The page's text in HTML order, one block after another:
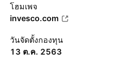
โฮมเพจ
invesco.com
วันจัดตั้งกองทุน
13 ต.ค. 2563